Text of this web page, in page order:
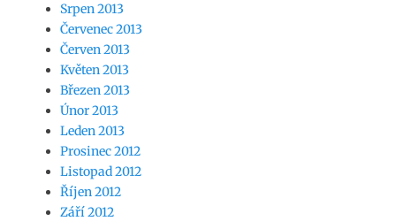
Srpen 2013
Červenec 2013
Červen 2013
Květen 2013
Březen 2013
Únor 2013
Leden 2013
Prosinec 2012
Listopad 2012
Říjen 2012
Září 2012